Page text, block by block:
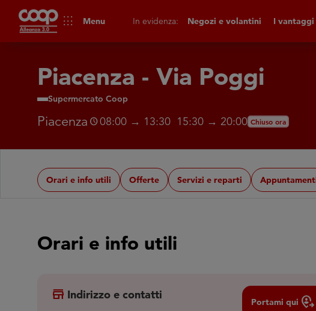
apps Menu In evidenza: Negozi e volantini I vantaggi
Piacenza - Via Poggi
Supermercato Coop
Piacenza schedule08:00 → 13:30 15:30 → 20:00 Chiuso ora
Orari e info utili Offerte Servizi e reparti
Orari e info utili
store Indirizzo e contatti
Portami qui Move_location